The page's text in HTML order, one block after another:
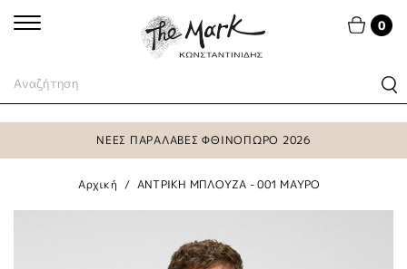
0
Αρχική ΑΝΤΡΙΚΗ ΜΠΛΟΥΖΑ - 001 ΜΑΥΡΟ